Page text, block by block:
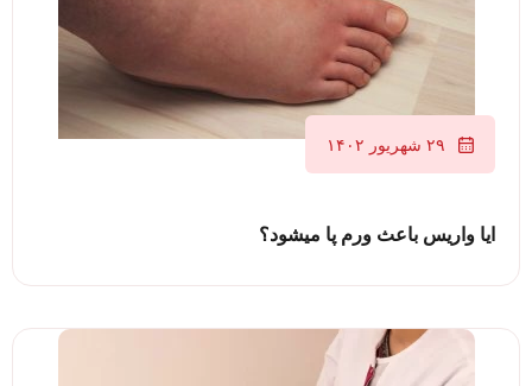
۲۹ شهریور ۱۴۰۲
ایا واریس باعث ورم پا میشود؟